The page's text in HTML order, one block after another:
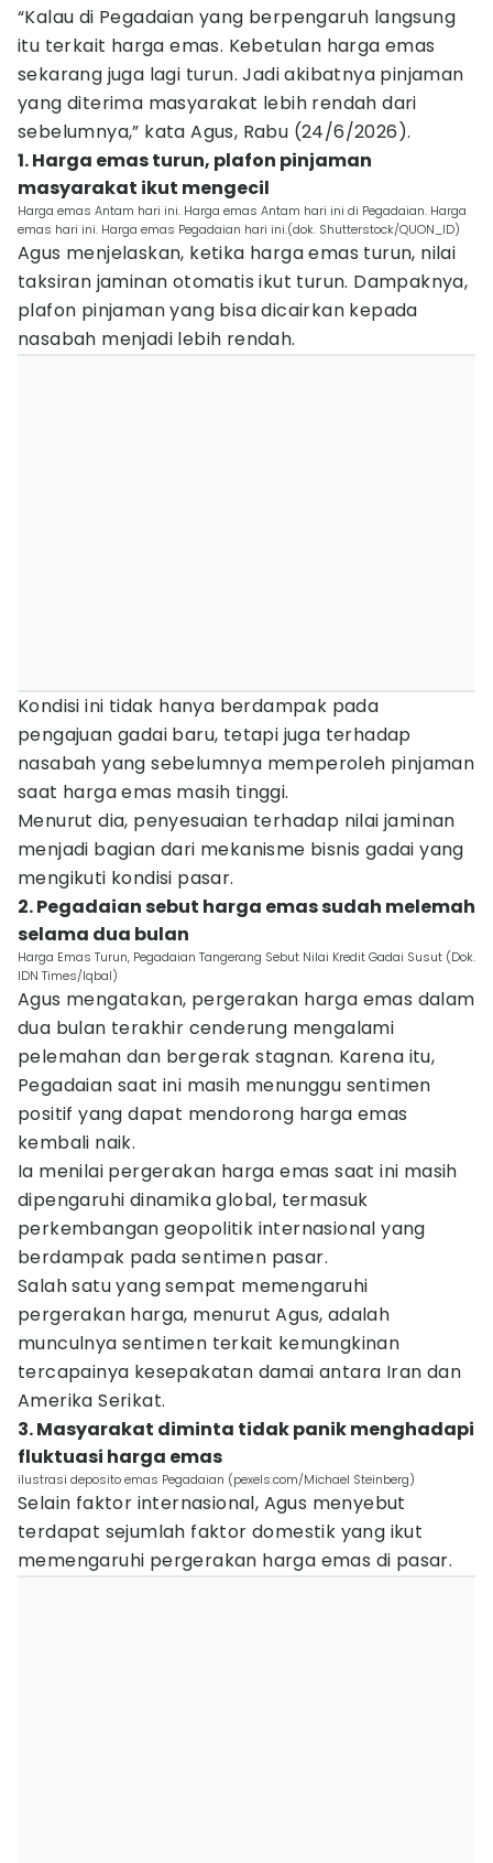
“Kalau di Pegadaian yang berpengaruh langsung
itu terkait harga emas. Kebetulan harga emas
sekarang juga lagi turun. Jadi akibatnya pinjaman
yang diterima masyarakat lebih rendah dari
sebelumnya,” kata Agus, Rabu (24/6/2026).
1. Harga emas turun, plafon pinjaman
masyarakat ikut mengecil
Harga emas Antam hari ini. Harga emas Antam hari ini di Pegadaian. Harga
emas hari ini. Harga emas Pegadaian hari ini.(dok. Shutterstock/QUON_ID)
Agus menjelaskan, ketika harga emas turun, nilai
taksiran jaminan otomatis ikut turun. Dampaknya,
plafon pinjaman yang bisa dicairkan kepada
nasabah menjadi lebih rendah.
Kondisi ini tidak hanya berdampak pada
pengajuan gadai baru, tetapi juga terhadap
nasabah yang sebelumnya memperoleh pinjaman
saat harga emas masih tinggi.
Menurut dia, penyesuaian terhadap nilai jaminan
menjadi bagian dari mekanisme bisnis gadai yang
mengikuti kondisi pasar.
2. Pegadaian sebut harga emas sudah melemah
selama dua bulan
Harga Emas Turun, Pegadaian Tangerang Sebut Nilai Kredit Gadai Susut (Dok.
IDN Times/Iqbal)
Agus mengatakan, pergerakan harga emas dalam
dua bulan terakhir cenderung mengalami
pelemahan dan bergerak stagnan. Karena itu,
Pegadaian saat ini masih menunggu sentimen
positif yang dapat mendorong harga emas
kembali naik.
Ia menilai pergerakan harga emas saat ini masih
dipengaruhi dinamika global, termasuk
perkembangan geopolitik internasional yang
berdampak pada sentimen pasar.
Salah satu yang sempat memengaruhi
pergerakan harga, menurut Agus, adalah
munculnya sentimen terkait kemungkinan
tercapainya kesepakatan damai antara Iran dan
Amerika Serikat.
3. Masyarakat diminta tidak panik menghadapi
fluktuasi harga emas
ilustrasi deposito emas Pegadaian (pexels.com/Michael Steinberg)
Selain faktor internasional, Agus menyebut
terdapat sejumlah faktor domestik yang ikut
memengaruhi pergerakan harga emas di pasar.